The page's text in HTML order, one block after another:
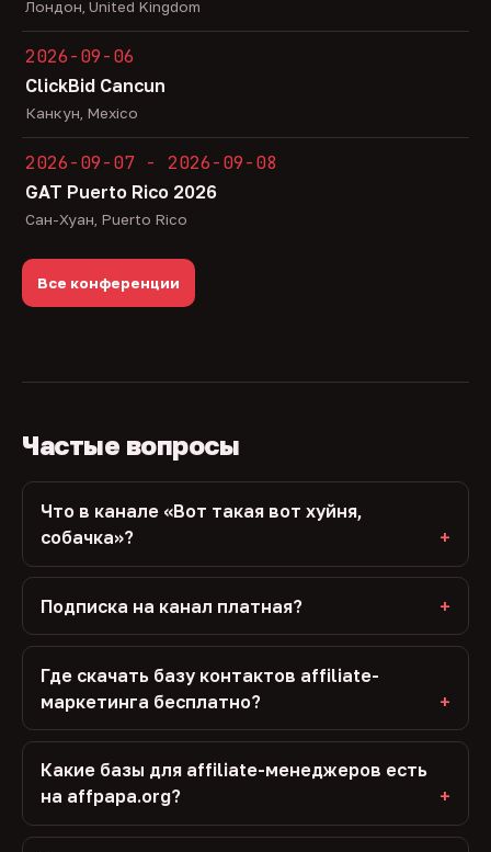
Лондон, United Kingdom
2026-09-06
ClickBid Cancun
Канкун, Mexico
2026-09-07 - 2026-09-08
GAT Puerto Rico 2026
Сан-Хуан, Puerto Rico
Все конференции
Частые вопросы
Что в канале «Вот такая вот хуйня,
собачка»?
Подписка на канал платная?
Где скачать базу контактов affiliate-
маркетинга бесплатно?
Какие базы для affiliate-менеджеров есть
на affpapa.org?